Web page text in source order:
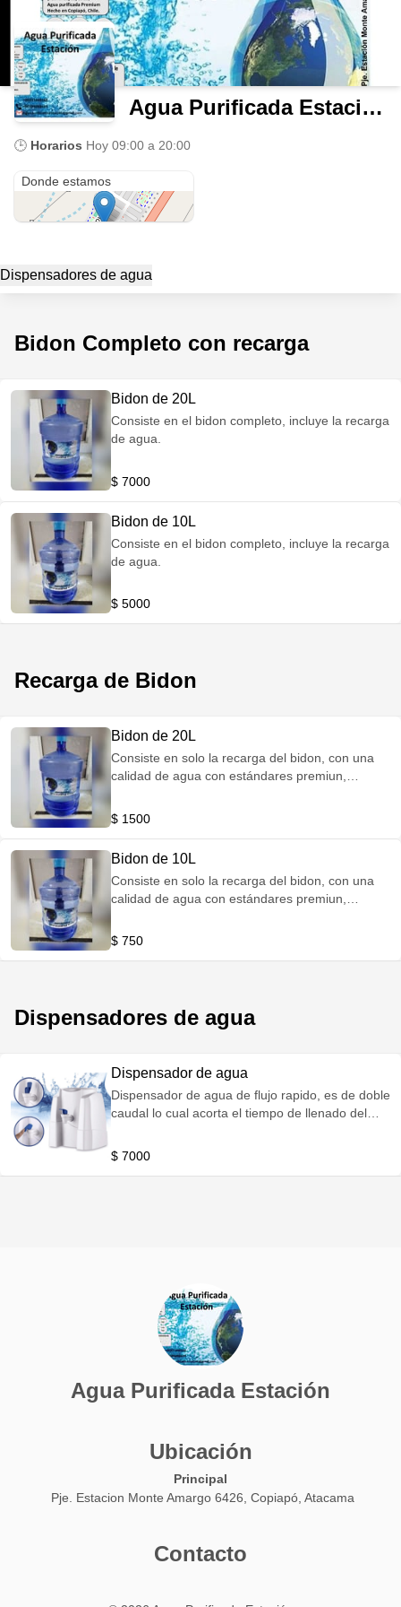
Agua Purificada Estación
🕒 Horarios Hoy 09:00 a 20:00
Donde estamos
Dispensadores de agua
Bidon Completo con recarga
Bidon de 20L
Consiste en el bidon completo, incluye la recarga
de agua.
$ 7000
Bidon de 10L
Consiste en el bidon completo, incluye la recarga
de agua.
$ 5000
Recarga de Bidon
Bidon de 20L
Consiste en solo la recarga del bidon, con una
calidad de agua con estándares premiun,
$ 1500
Bidon de 10L
Consiste en solo la recarga del bidon, con una
calidad de agua con estándares premiun,
$ 750
Dispensadores de agua
Dispensador de agua
Dispensador de agua de flujo rapido, es de doble
caudal lo cual acorta el tiempo de llenado del
$ 7000
Agua Purificada Estación
Ubicación
Principal
Pje. Estacion Monte Amargo 6426, Copiapó, Atacama
Contacto